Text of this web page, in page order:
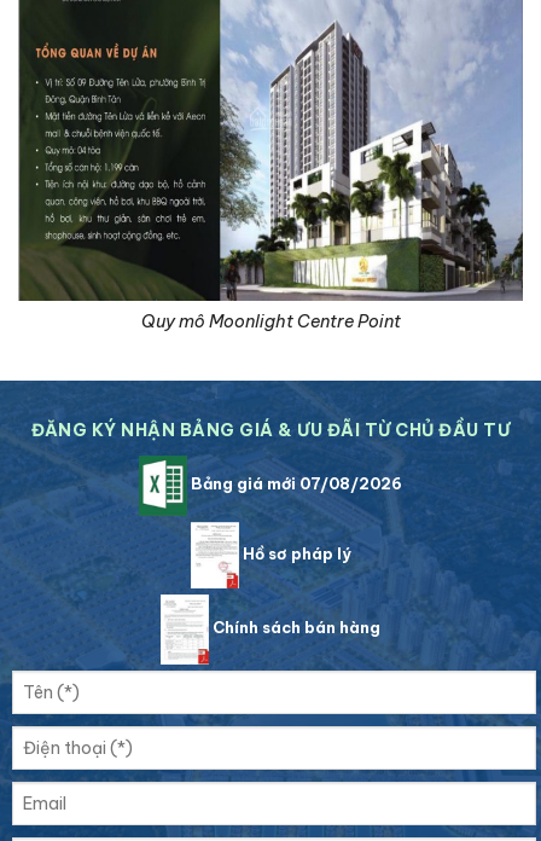
Quy mô Moonlight Centre Point
ĐĂNG KÝ NHẬN BẢNG GIÁ & ƯU ĐÃI TỪ CHỦ ĐẦU TƯ
Bảng giá mới 07/08/2026
Hồ sơ pháp lý
Chính sách bán hàng